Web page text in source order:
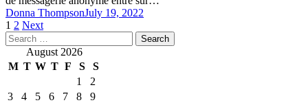
Donna ThompsonJuly 19, 2022
Posts
pagination
1 2 Next
Search
for: August 2026
M T W T F S
S
1
2
3
4 5 6 7 8
9